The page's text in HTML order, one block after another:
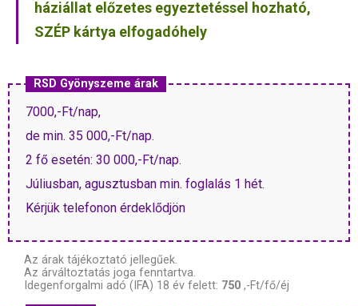
háziállat előzetes egyeztetéssel hozható,
SZÉP kártya elfogadóhely
RSD Gyönyszeme árak
7000,-Ft/nap,
de min. 35 000,-Ft/nap.
2 fő esetén: 30 000,-Ft/nap.
Júliusban, agusztusban min. foglalás 1 hét.
Kérjük telefonon érdeklődjön
Az árak tájékoztató jellegűek.
Az árváltoztatás joga fenntartva.
Idegenforgalmi adó (IFA) 18 év felett: 750 ,-Ft/fő/éj